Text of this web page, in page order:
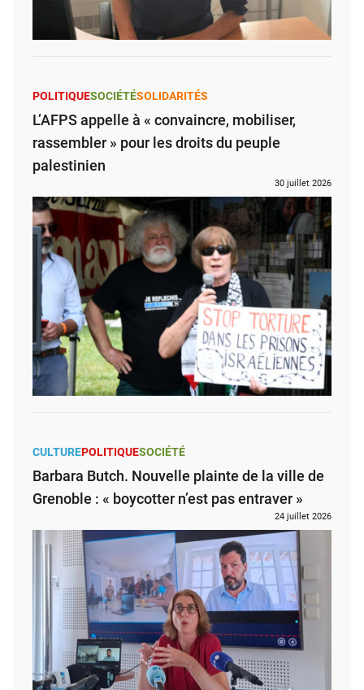
POLITIQUESOCIÉTÉSOLIDARITÉS
L’AFPS appelle à « convaincre, mobiliser,
rassembler » pour les droits du peuple
palestinien
30 juillet 2026
CULTUREPOLITIQUESOCIÉTÉ
Barbara Butch. Nouvelle plainte de la ville de
Grenoble : « boycotter n’est pas entraver »
24 juillet 2026